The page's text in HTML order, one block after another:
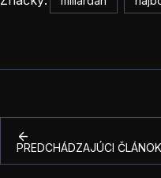
PREDCHÁDZAJÚCI ČLÁNOK